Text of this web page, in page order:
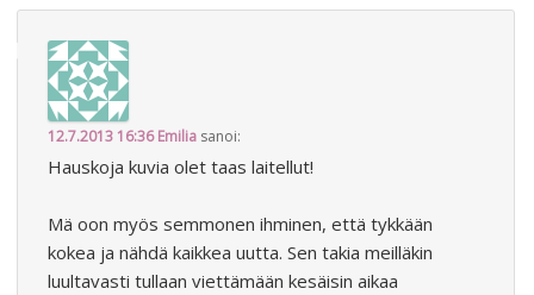
12.7.2013 16:36 Emilia sanoi:
Hauskoja kuvia olet taas laitellut!
Mä oon myös semmonen ihminen, että tykkään
kokea ja nähdä kaikkea uutta. Sen takia meilläkin
luultavasti tullaan viettämään kesäisin aikaa